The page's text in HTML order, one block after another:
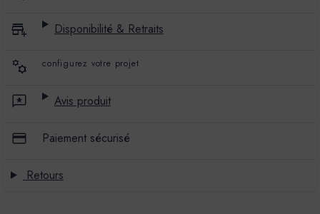
Disponibilité & Retraits
configurez votre projet
Avis produit
Paiement sécurisé
Retours